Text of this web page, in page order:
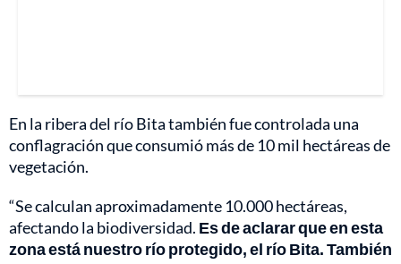
En la ribera del río Bita también fue controlada una
conflagración que consumió más de 10 mil hectáreas de
vegetación.
“Se calculan aproximadamente 10.000 hectáreas,
afectando la biodiversidad. Es de aclarar que en esta
zona está nuestro río protegido, el río Bita. También